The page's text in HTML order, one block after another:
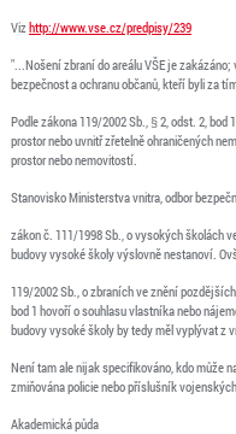
Vizhttp://www.vse.cz/predpisy/239
"...Nošení zbraní do areálu VŠE je
bezpečnost a ochranu občanů, kteří byli za
Podle zákona 119/2002 Sb., § 2, odst. 2,
prostor nebo uvnitř zřetelně ohraničených
prostor nebo nemovitostí.
Stanovisko Ministerstva vnitra, odbor
zákon č. 111/1998 Sb., o vysokých školách
budovy vysoké školy výslovně nestanoví.
119/2002 Sb., o zbraních ve znění
bod 1 hovoří o souhlasu vlastníka nebo
budovy vysoké školy by tedy měl vyplývat z
Není tam ale nijak specifikováno, kdo může
zmiňována policie nebo příslušník
Akademická půda